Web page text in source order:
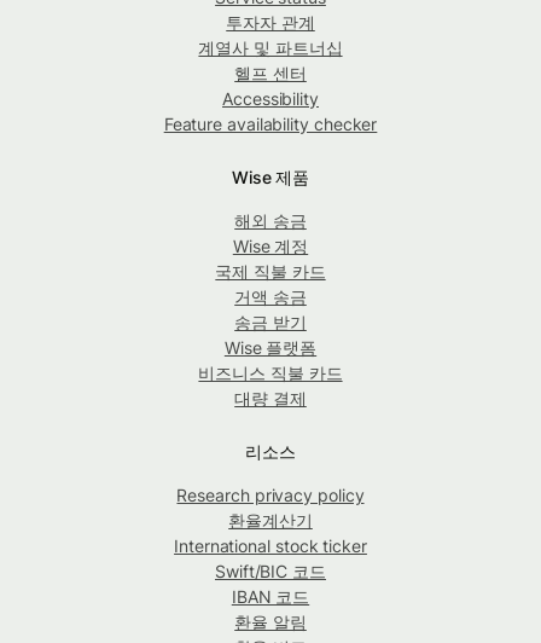
투자자 관계
계열사 및 파트너십
헬프 센터
Accessibility
Feature availability checker
Wise 제품
해외 송금
Wise 계정
국제 직불 카드
거액 송금
송금 받기
Wise 플랫폼
비즈니스 직불 카드
대량 결제
리소스
Research privacy policy
환율계산기
International stock ticker
Swift/BIC 코드
IBAN 코드
환율 알림